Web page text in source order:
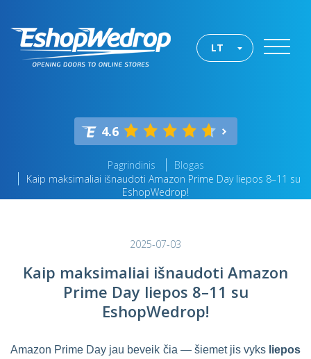
LT
4.6
Pagrindinis
Blogas
Kaip maksimaliai išnaudoti Amazon Prime Day liepos 8–11 su
EshopWedrop!
2025-07-03
Kaip maksimaliai išnaudoti Amazon
Prime Day liepos 8–11 su
EshopWedrop!
Amazon Prime Day jau beveik čia — šiemet jis vyks liepos